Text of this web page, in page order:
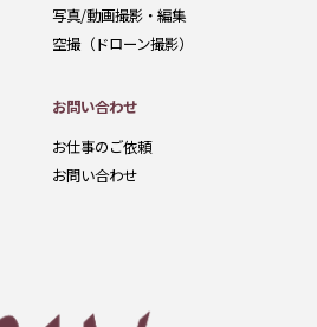
写真/動画撮影・編集
空撮（ドローン撮影）
お問い合わせ
お仕事のご依頼
お問い合わせ